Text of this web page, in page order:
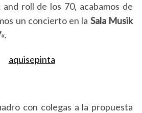
and roll de los 70, acabamos de
un concierto en la Sala Musik
«.
con colegas a la propuesta